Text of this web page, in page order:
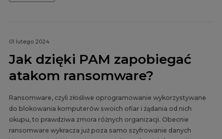
01 lutego 2024
Jak dzięki PAM zapobiegać
atakom ransomware?
Ransomware, czyli złośliwe oprogramowanie wykorzystywane
do blokowania komputerów swoich ofiar i żądania od nich
okupu, to prawdziwa zmora różnych organizacji. Obecnie
ransomware wykracza już poza samo szyfrowanie danych